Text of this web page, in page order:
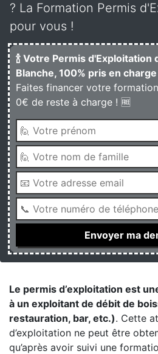
? La Formation Permis
pour vous !
🍾 Votre Permis
Blanche, 100% pris en charge
Faites financer votre
0€ de reste à charge ! 🆓
Le permis d’exploitation est
à un exploitant de débit de
restauration, bar, etc.). Cette
d’exploitation ne peut être
qu’après avoir suivi une